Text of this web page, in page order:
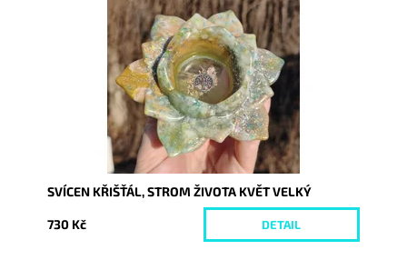
Dostupnost:
Vyprodáno
10602
SVÍCEN KŘIŠŤÁL, STROM ŽIVOTA KVĚT VELKÝ
730 Kč DETAIL